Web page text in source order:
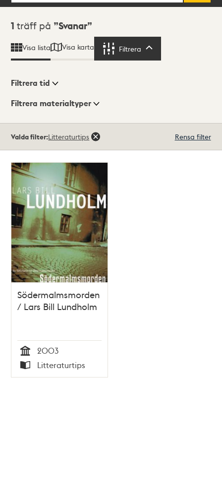
Sökresultat
1 träff på Svanar
Visa lista Visa karta Filtrera
Visningsläge
Filtrera tid
Filtrera materialtyper
träffar
Valda filter:Litteraturtips Rensa filter
Södermalmsmorden
/ Lars Bill Lundholm
Tid
2003
Typ
Litteraturtips